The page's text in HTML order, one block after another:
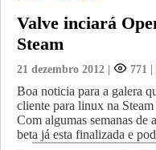
Valve inciará
Steam
21 dezembro 2012 | 771 |
Boa noticia para a galera
cliente para linux na
Com algumas semanas
beta já esta finalizada e